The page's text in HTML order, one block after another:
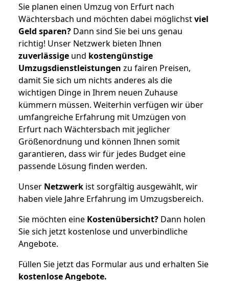
Sie planen einen Umzug von Erfurt nach
Wächtersbach und möchten dabei möglichstviel
Geld sparen? Dann sind Sie bei uns genau
richtig! Unser Netzwerk bieten Ihnen
zuverlässige und kostengünstige
Umzugsdienstleistungen zu fairen Preisen,
damit Sie sich um nichts anderes als die
wichtigen Dinge in Ihrem neuen Zuhause
kümmern müssen. Weiterhin verfügen wir über
umfangreiche Erfahrung mit Umzügen von
Erfurt nach Wächtersbach mit jeglicher
Größenordnung und können Ihnen somit
garantieren, dass wir für jedes Budget eine
passende Lösung finden werden.
Unser Netzwerk ist sorgfältig ausgewählt, wir
haben viele Jahre Erfahrung im Umzugsbereich.
Sie möchten eine Kostenübersicht? Dann holen
Sie sich jetzt kostenlose und unverbindliche
Angebote.
Füllen Sie jetzt das Formular aus und erhalten Sie
kostenloseAngebote.